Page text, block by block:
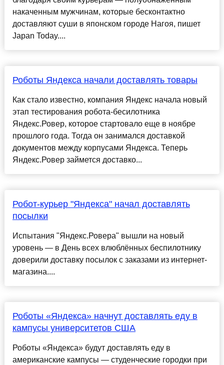
накаченным мужчинам, которые бесконтактно
доставляют суши в японском городе Нагоя, пишет
Japan Today....
Роботы Яндекса начали доставлять товары
Как стало известно, компания Яндекс начала новый
этап тестирования робота-бесилотника
Яндекс.Ровер, которое стартовало еще в ноябре
прошлого года. Тогда он занимался доставкой
документов между корпусами Яндекса. Теперь
Яндекс.Ровер займется доставко...
Робот-курьер "Яндекса" начал доставлять
посылки
Испытания "Яндекс.Ровера" вышли на новый
уровень — в День всех влюблённых беспилотнику
доверили доставку посылок с заказами из интернет-
магазина....
Роботы «Яндекса» начнут доставлять еду в
кампусы университетов США
Роботы «Яндекса» будут доставлять еду в
американские кампусы — студенческие городки при